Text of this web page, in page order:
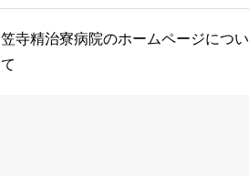
笠寺精治寮病院のホームページについ
て